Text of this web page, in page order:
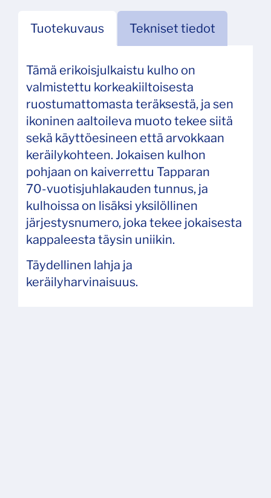
Tuotekuvaus Tekniset tiedot
Tämä erikoisjulkaistu kulho on
valmistettu korkeakiiltoisesta
ruostumattomasta teräksestä, ja sen
ikoninen aaltoileva muoto tekee siitä
sekä käyttöesineen että arvokkaan
keräilykohteen. Jokaisen kulhon
pohjaan on kaiverrettu Tapparan
70‑vuotisjuhlakauden tunnus, ja
kulhoissa on lisäksi yksilöllinen
järjestysnumero, joka tekee jokaisesta
kappaleesta täysin uniikin.
Täydellinen lahja ja
keräilyharvinaisuus.